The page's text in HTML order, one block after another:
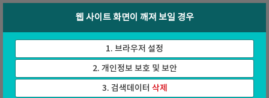
가
기
인터넷방송
웹 사이트 화면이 깨져 보일 경우
1. 브라우저 설정
2. 개인정보 보호 및 보안
3. 검색데이터 삭제